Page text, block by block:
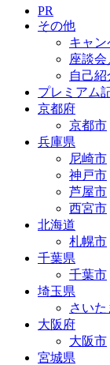
PR
その他
キャン
座談
自己紹
プレミアム
京都府
京都市
兵庫県
尼崎市
神戸市
芦屋市
西宮市
北海道
札幌市
千葉県
千葉市
埼玉県
さいた
大阪府
大阪市
宮城県